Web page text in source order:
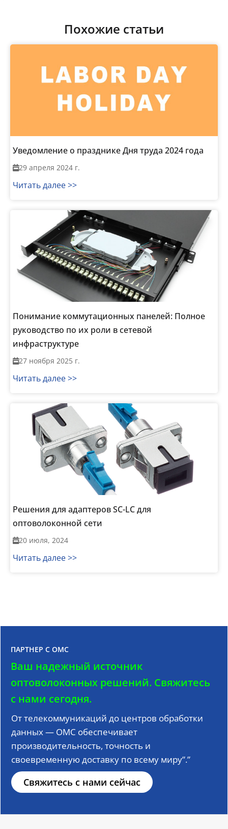
Похожие статьи
Уведомление о празднике Дня труда 2024 года
29 апреля 2024 г.
Читать далее >>
Понимание коммутационных панелей: Полное
руководство по их роли в сетевой
инфраструктуре
27 ноября 2025 г.
Читать далее >>
Решения для адаптеров SC-LC для
оптоволоконной сети
20 июля, 2024
Читать далее >>
ПАРТНЕР С OMC
Ваш надежный источник
оптоволоконных решений. Свяжитесь
с нами сегодня.
От телекоммуникаций до центров обработки
данных — OMC обеспечивает
производительность, точность и
своевременную доставку по всему миру”.”
Свяжитесь с нами сейчас